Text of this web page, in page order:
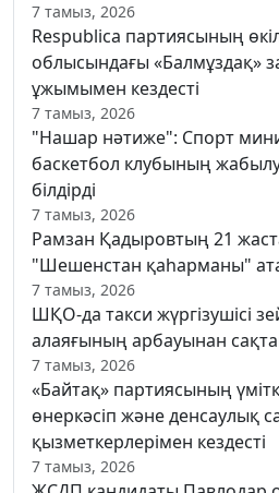
7 тамыз, 2026
Respublica партиясының
облысындағы «Балмұздақ»
ұжымымен кездесті
7 тамыз, 2026
"Нашар нәтиже": Спорт
баскетбол клубының
білдірді
7 тамыз, 2026
Рамзан Қадыровтың 21
"Шешенстан қаһарманы"
7 тамыз, 2026
ШҚО-да такси жүргізушісі
алаяғының арбауынан
7 тамыз, 2026
«Байтақ» партиясының
өнеркәсіп және денсаулық
қызметкерлерімен кездесті
7 тамыз, 2026